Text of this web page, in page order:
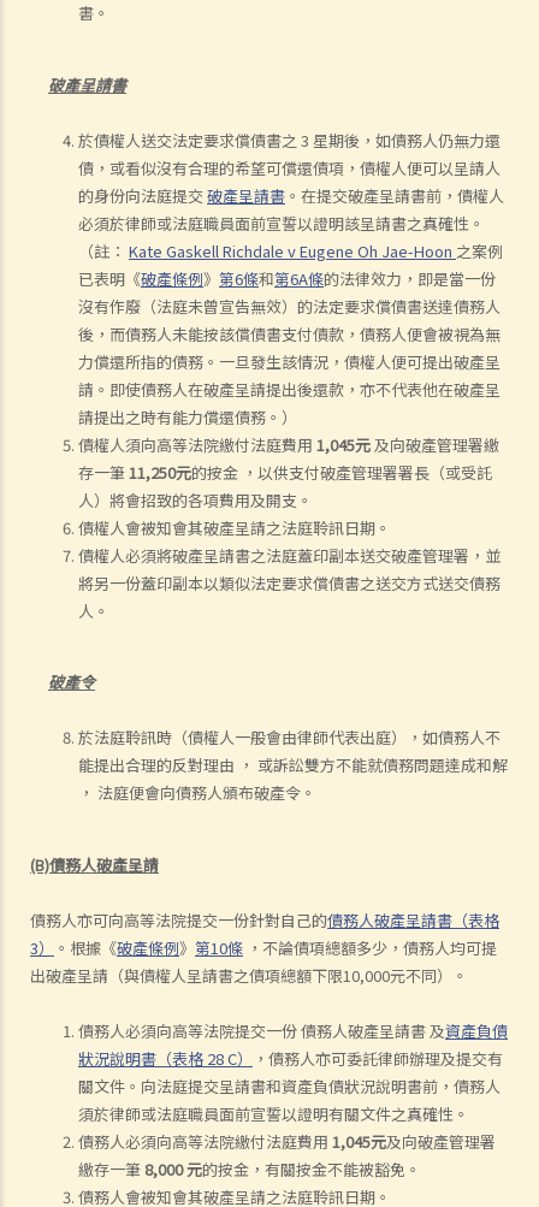
書。
破產呈請書
於債權人送交法定要求償債書之 3 星期後，如債務人仍無力還
債，或看似沒有合理的希望可償還債項，債權人便可以呈請人
的身份向法庭提交 破產呈請書 。在提交破產呈請書前，債權人
必須於律師或法庭職員面前宣誓以證明該呈請書之真確性。
（註： Kate Gaskell Richdale v Eugene Oh Jae-Hoon 之案例
已表明《破產條例》 第6條和第6A條的法律效力，即是當一份
沒有作廢（法庭未曾宣告無效）的法定要求償債書送達債務人
後，而債務人未能按該償債書支付債款，債務人便會被視為無
力償還所指的債務。一旦發生該情況，債權人便可提出破產呈
請。即使債務人在破產呈請提出後還款，亦不代表他在破產呈
請提出之時有能力償還債務。）
債權人須向高等法院繳付法庭費用 1,045元及向破產管理署繳
存一筆11,250元的按金 ，以供支付破產管理署署長（或受託
人）將會招致的各項費用及開支。
債權人會被知會其破產呈請之法庭聆訊日期。
債權人必須將破產呈請書之法庭蓋印副本送交破產管理署，並
將另一份蓋印副本以類似法定要求償債書之送交方式送交債務
人。
破產令
於法庭聆訊時（債權人一般會由律師代表出庭），如債務人不
能提出合理的反對理由 ， 或訴訟雙方不能就債務問題達成和解
， 法庭便會向債務人頒布破產令。
(B)債務人破產呈請
債務人亦可向高等法院提交一份針對自己的債務人破產呈請書（表格
3）
。根據《破產條例》 第10條 ，不論債項總額多少，債務人均可提
出破產呈請（與債權人呈請書之債項總額下限10,000元不同）。
債務人必須向高等法院提交一份 債務人破產呈請書 及資產負債
狀況說明書（表格 28 C）
，債務人亦可委託律師辦理及提交有
關文件。向法庭提交呈請書和資產負債狀況說明書前，債務人
須於律師或法庭職員面前宣誓以證明有關文件之真確性。
債務人必須向高等法院繳付法庭費用 1,045元及向破產管理署
繳存一筆 8,000 元的按金，有關按金不能被豁免。
債務人會被知會其破產呈請之法庭聆訊日期。